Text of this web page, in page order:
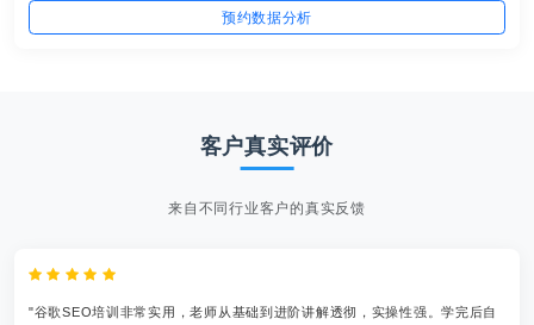
预约数据分析
客户真实评价
来自不同行业客户的真实反馈
"谷歌SEO培训非常实用，老师从基础到进阶讲解透彻，实操性强。学完后自